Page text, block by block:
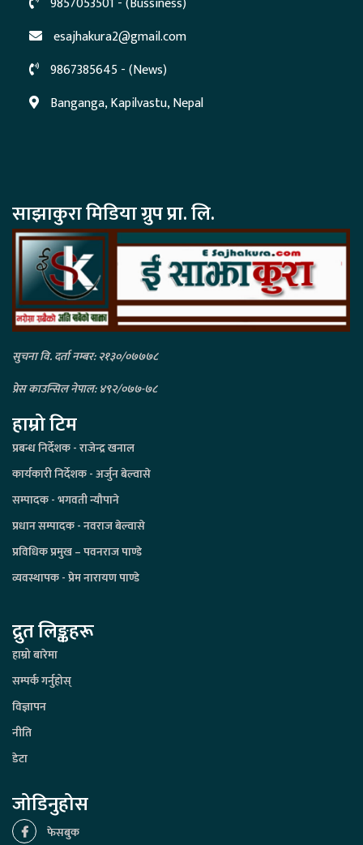
esajhakura2@gmail.com
9867385645 - (News)
Banganga, Kapilvastu, Nepal
साझाकुरा मिडिया ग्रुप प्रा. लि.
सुचना वि. दर्ता नम्बर: २१३०/०७७७८
प्रेस काउन्सिल नेपाल: ४९२/०७७-७८
हाम्रो टिम
प्रबन्ध निर्देशक - राजेन्द्र खनाल
कार्यकारी निर्देशक - अर्जुन बेल्वासे
सम्पादक - भगवती न्यौपाने
प्रधान सम्पादक - नवराज बेल्वासे
प्रविधिक प्रमुख – पवनराज पाण्डे
व्यवस्थापक - प्रेम नारायण पाण्डे
द्रुत लिङ्कहरू
हाम्रो बारेमा
सम्पर्क गर्नुहोस्
विज्ञापन
नीति
डेटा
जोडिनुहोस
फेसबुक